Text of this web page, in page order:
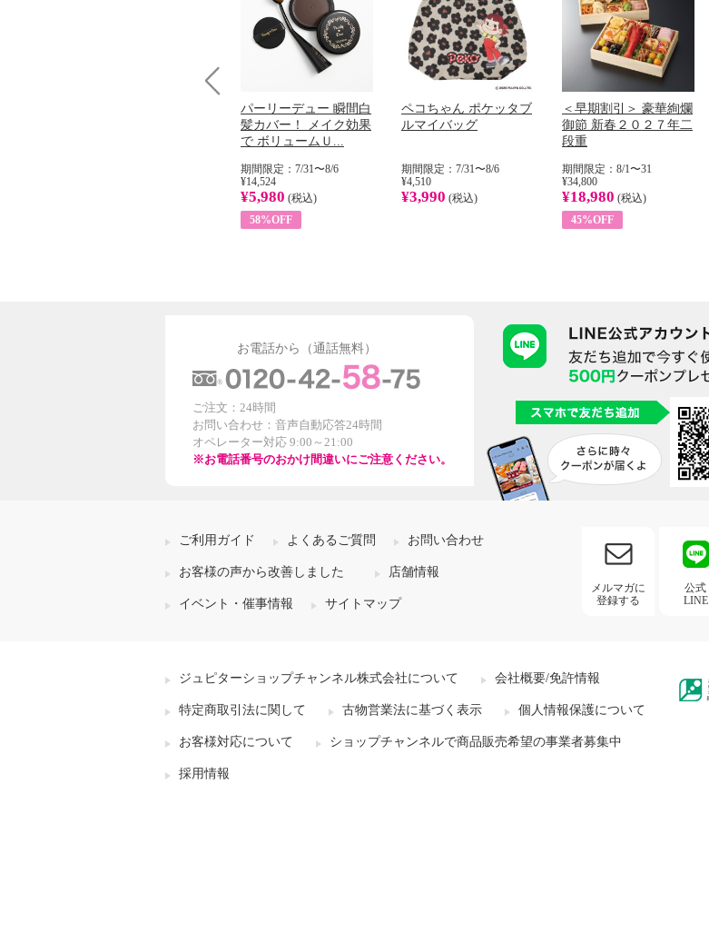
パーリーデュー 瞬間白
髪カバー！ メイク効果
で ボリュームＵ...
期間限定：7/31〜8/6
¥14,524
¥5,980 (税込)
58%OFF
ペコちゃん ポケッタブ
ルマイバッグ
期間限定：7/31〜8/6
¥4,510
¥3,990 (税込)
＜早期割引＞ 豪華絢爛
御節 新春２０２７年二
段重
期間限定：8/1〜31
¥34,800
¥18,980 (税込)
45%OFF
お電話から（通話無料）
ご注文：24時間
お問い合わせ：音声自動応答24時間
オペレーター対応 9:00～21:00
※お電話番号のおかけ間違いにご注意ください。
ご利用ガイド よくあるご質問 お問い合わせ
お客様の声から改善しました 店舗情報
イベント・催事情報 サイトマップ
メルマガに
登録する
公式
LINE
ジュピターショップチャンネル株式会社について 会社概要/免許情報
特定商取引法に関して 古物営業法に基づく表示 個人情報保護について
お客様対応について ショップチャンネルで商品販売希望の事業者募集中
採用情報